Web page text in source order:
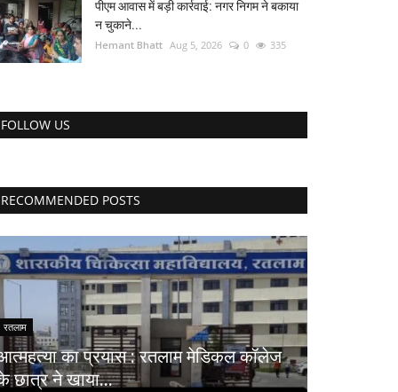
पीएम आवास में बड़ी कार्रवाई: नगर निगम ने बकाया
न चुकाने...
Hemant Bhatt Aug 5, 2026 0 335
FOLLOW US
RECOMMENDED POSTS
रतलाम
का प्रयास : रतलाम मेडिकल कॉलेज
छात्र ने खाया...